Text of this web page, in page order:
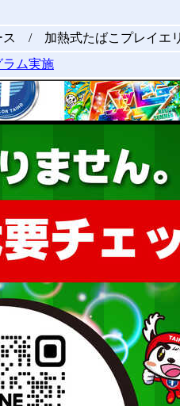
/ 加熱式たばこプレイエ
ラム実施